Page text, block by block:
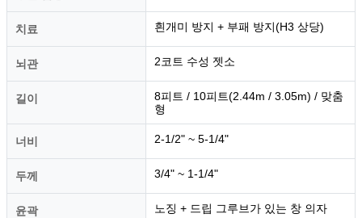
치료 흰개미 방지 + 부패 방지(H3 상당)
뇌관 2코트 수성 젯소
길이
8피트 / 10피트(2.44m / 3.05m) / 맞춤
형
너비 2-1/2" ~ 5-1/4"
두께 3/4" ~ 1-1/4"
윤곽 노징 + 드립 그루브가 있는 창 의자